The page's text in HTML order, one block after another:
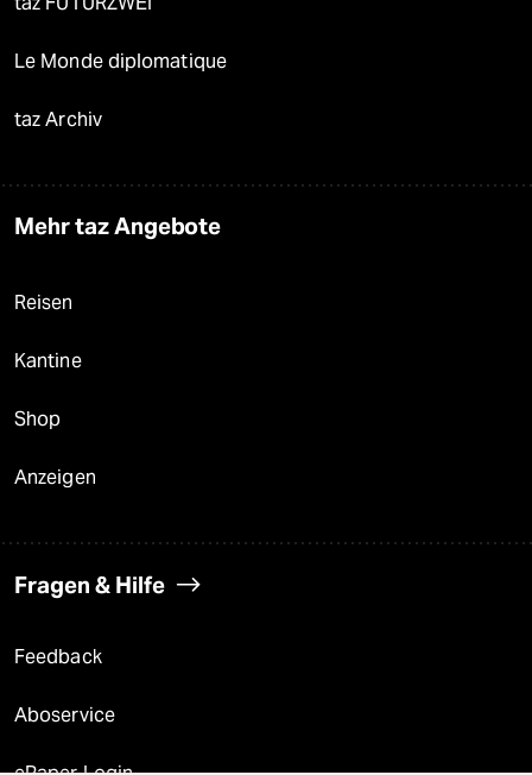
Le Monde diplomatique
taz Archiv
Mehr taz Angebote
Reisen
Kantine
Shop
Anzeigen
Fragen & Hilfe
Feedback
Aboservice